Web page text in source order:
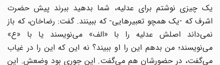
یک چیزی نوشتم برای عدلیه، شما بدهید ببرند پیش حضرت
اشرف که -یک همچو تعبیرهایی- که ببینند. گفت: رضاخان، که باز
نمی‌داند اصلش عدلیه را با «الف» می‌نویسند یا با «ع»
می‌نویسند؛ من بدهم این را او ببیند؟ نه این که این را در غیاب
می‌گفت، در حضورشان هم می‌گفت. این جوری بود وضعش. این